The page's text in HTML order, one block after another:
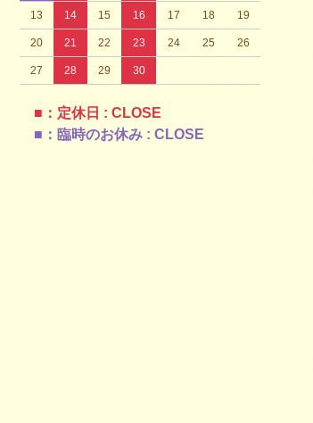
13 14 15 16 17 18 19
20 21 22 23 24 25 26
27 28 29 30
■：定休日 : CLOSE
■：臨時のお休み : CLOSE